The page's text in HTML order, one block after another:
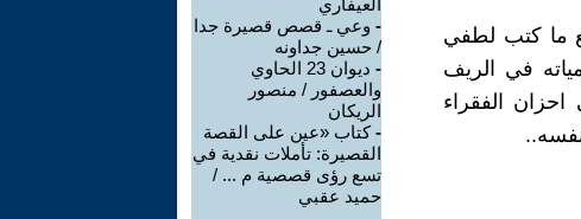
الى نهاية سنة 1980 وهي امتع ما كتب لطفي
في الريف
الفقراء
العيفاري
- وعي ـ قصص قصيرة جدا
/ حسين جداونه
-
ديوان 23 الحاوي
والعصفور / منصور
الريكان
-كتاب «عين على القصة
القصيرة: تأملات نقدية في
تسع رؤى قصصية م ... /
حميد عقبي